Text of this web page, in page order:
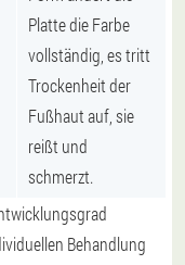
Platte die Farbe
vollständig, es tritt
Trockenheit der
Fußhaut auf, sie
reißt und
schmerzt.
Behandlung